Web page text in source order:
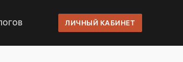
ЛИЧНЫЙ КАБИНЕТ